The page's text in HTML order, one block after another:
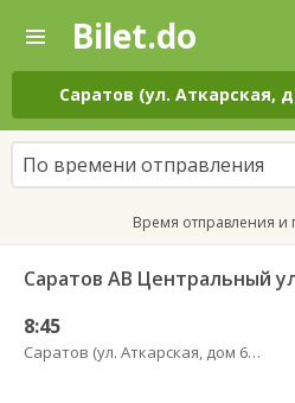
—
Поиск
и
покупка
билетов
на
автобус
онлайн
Bilet.do
Саратов (ул. Аткарская,
По времени отправления
Время отправления и
8:45
Саратов (ул. Аткарская, дом 66 А)